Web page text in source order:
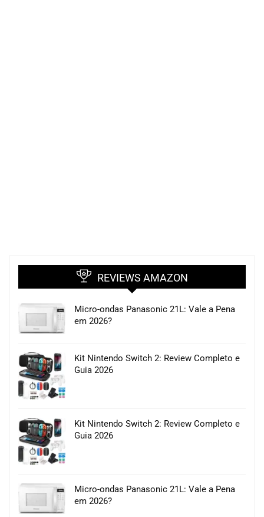
REVIEWS AMAZON
Micro-ondas Panasonic 21L: Vale a Pena
em 2026?
Kit Nintendo Switch 2: Review Completo e
Guia 2026
Kit Nintendo Switch 2: Review Completo e
Guia 2026
Micro-ondas Panasonic 21L: Vale a Pena
em 2026?